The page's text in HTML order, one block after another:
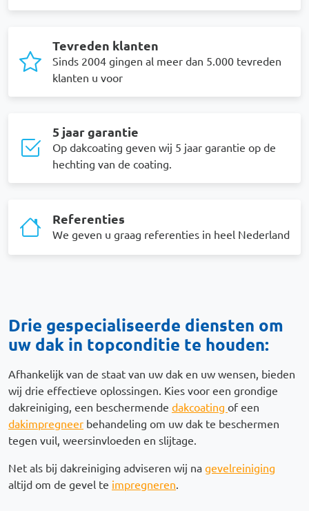
Tevreden klanten
Sinds 2004 gingen al meer dan 5.000 tevreden
klanten u voor
5 jaar garantie
Op dakcoating geven wij 5 jaar garantie op de
hechting van de coating.
Referenties
We geven u graag referenties in heel Nederland
Drie gespecialiseerde diensten om
uw dak in topconditie te houden:
Afhankelijk van de staat van uw dak en uw wensen, bieden
wij drie effectieve oplossingen. Kies voor een grondige
dakreiniging, een beschermende dakcoating of een
dakimpregneer behandeling om uw dak te beschermen
tegen vuil, weersinvloeden en slijtage.
Net als bij dakreiniging adviseren wij na gevelreiniging
altijd om de gevel te impregneren